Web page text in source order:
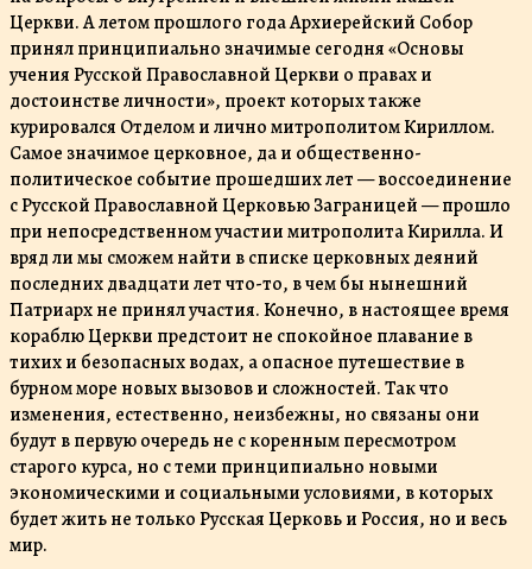
Церкви. А летом прошлого года Архиерейский Собор
принял принципиально значимые сегодня «Основы
учения Русской Православной Церкви о правах и
достоинстве личности», проект которых также
курировался Отделом и лично митрополитом Кириллом.
Самое значимое церковное, да и общественно-
политическое событие прошедших лет — воссоединение
с Русской Православной Церковью Заграницей — прошло
при непосредственном участии митрополита Кирилла. И
вряд ли мы сможем найти в списке церковных деяний
последних двадцати лет что-то, в чем бы нынешний
Патриарх не принял участия. Конечно, в настоящее время
кораблю Церкви предстоит не спокойное плавание в
тихих и безопасных водах, а опасное путешествие в
бурном море новых вызовов и сложностей. Так что
изменения, естественно, неизбежны, но связаны они
будут в первую очередь не с коренным пересмотром
старого курса, но с теми принципиально новыми
экономическими и социальными условиями, в которых
будет жить не только Русская Церковь и Россия, но и весь
мир.